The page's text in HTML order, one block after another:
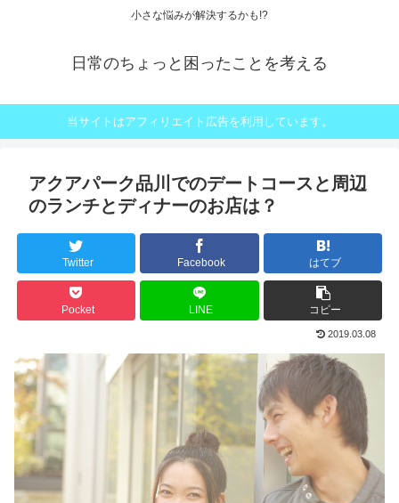
小さな悩みが解決するかも!?
日常のちょっと困ったことを考える
当サイトはアフィリエイト広告を利用しています。
アクアパーク品川でのデートコースと周辺
のランチとディナーのお店は？
Twitter Facebook はてブ
Pocket LINE コピー
2019.03.08